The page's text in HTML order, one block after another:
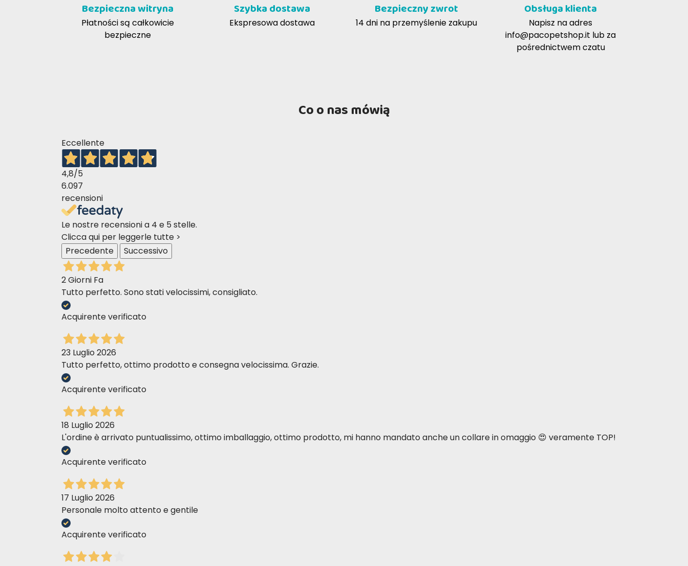
feci compatte
Bezpieczna witryna
Płatności są całkowicie
bezpieczne
Szybka dostawa
Ekspresowa dostawa
Bezpieczny zwrot
14 dni na przemyślenie zakupu
Obsługa klienta
Napisz na adres
info@pacopetshop.it lub za
pośrednictwem czatu
Co o nas mówią
Eccellente
4,8/5
6.097
recensioni
Le nostre recensioni a 4 e 5 stelle.
Clicca qui per leggerle tutte >
Precedente
Successivo
2 Giorni Fa
Tutto perfetto. Sono stati velocissimi, consigliato.
Acquirente verificato
23 Luglio 2026
Tutto perfetto, ottimo prodotto e consegna velocissima. Grazie.
Acquirente verificato
18 Luglio 2026
L'ordine è arrivato puntualissimo, ottimo imballaggio, ottimo prodotto, mi hanno mandato anche un collare in omaggio 😍 veramente TOP!
Acquirente verificato
17 Luglio 2026
Personale molto attento e gentile
Acquirente verificato